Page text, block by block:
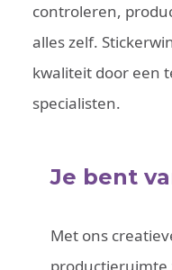
controleren,
alles zelf.
kwaliteit door een
specialisten.
Je bent
Met ons